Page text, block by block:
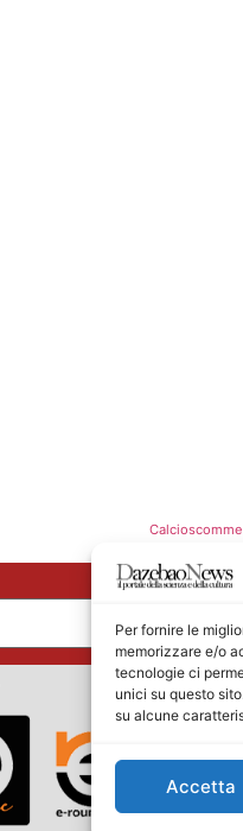
Per fornire le
memorizzare e/o
tecnologie ci
unici su questo
su alcune
Accetta
Nome